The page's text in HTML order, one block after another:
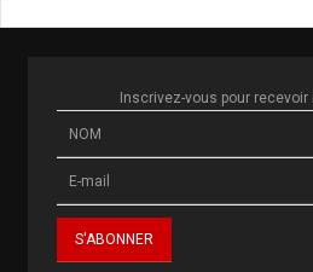
Inscrivez-vous pour